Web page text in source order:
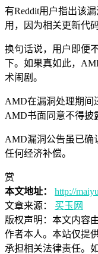
有Reddit用户指出该
用，因为相关更新代
换句话说，用户即便
下。如果真如此，
术闹剧。
AMD在漏洞处理期间
AMD书面同意不得披
AMD漏洞公告虽已确
任何经济补偿。
赏
本文地址：
http://
文章来源：
买玉网
版权声明： 本文内容
作者本人。本站仅提
承担相关法律责任。